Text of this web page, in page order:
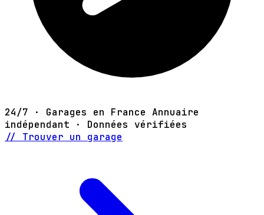
24/7 · Garages en France Annuaire
indépendant · Données vérifiées
// Trouver un garage